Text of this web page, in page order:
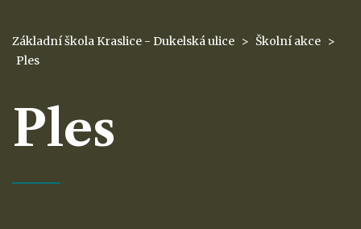
Základní škola Kraslice - Dukelská ulice > Školní akce >
Ples
Ples